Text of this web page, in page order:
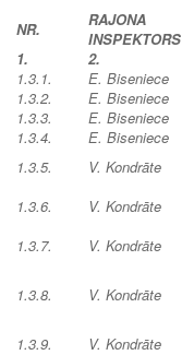
NR.
RAJONA
INSPEKTORS
1.
2.
1.3.1.
E. Biseniece
1.3.2.
E. Biseniece
1.3.3.
E. Biseniece
1.3.4.
E. Biseniece
1.3.5.
V. Kondrāte
1.3.6.
V. Kondrāte
1.3.7.
V. Kondrāte
1.3.8.
V. Kondrāte
1.3.9.
V. Kondrāte